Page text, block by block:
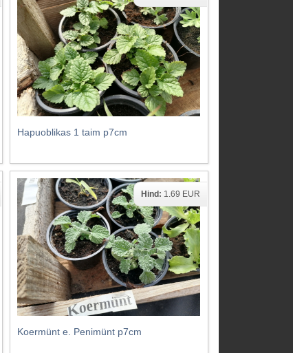
Hapuoblikas 1 taim p7cm
Koermünt e. Penimünt p7cm
Hind: 1.69 EUR